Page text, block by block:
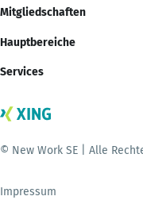
Mitgliedschaften
Hauptbereiche
Services
© New Work SE | Alle
Impressum